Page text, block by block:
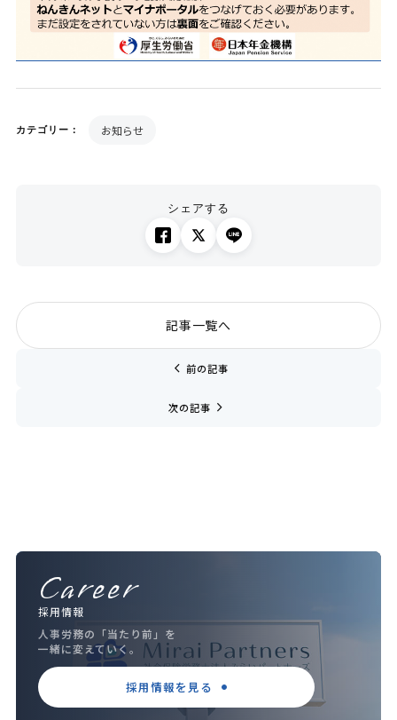
カテゴリー： お知らせ
シェアする
chevron_left 前の記事
記事一覧へ
次の記事 navigate_next
Career
採用情報
人事労務の「当たり前」を
一緒に変えていく。
採用情報を見る